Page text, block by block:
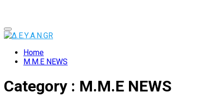
Primary
Menu
Home
Μ.Μ.Ε NEWS
Category : Μ.Μ.Ε NEWS